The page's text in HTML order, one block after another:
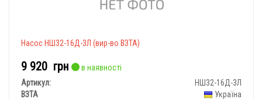
Насос НШ32-16Д-3Л (вир-во ВЗТА)
9 920 грн
в наявності
Артикул:
НШ32-16Д-3Л
ВЗТА
Україна